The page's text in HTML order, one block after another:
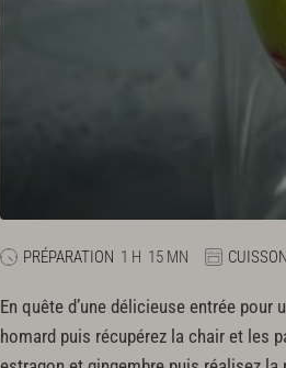
PRÉPARATION 1 H 15 MN CUISSON
En quête d’une délicieuse entrée
homard puis récupérez la chair et les